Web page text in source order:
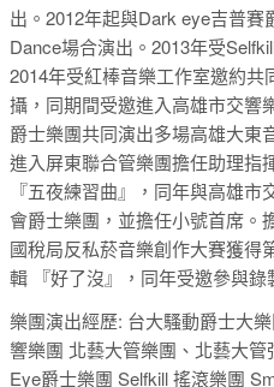
出。2012年起與Dark eye吉普
Dance場合演出。2013年受
2014年受紅棒音樂工作室邀約
攝，同期間受邀進入高雄市交響
爵士樂團共同演出多場高雄大東
進入屏東聯合管樂團擔任助理指
『五夜練習曲』，同年與高雄
會爵士樂團，並擔任小號首席。
國稅局反私菸音樂創作大賽獲得
輯 『好了沒』，同年受邀參與錄
樂團演出經歷: 台大騷動爵士大
響樂團 北藝大管樂團、北藝大
Eye爵士樂團 Selfkill 搖滾樂團